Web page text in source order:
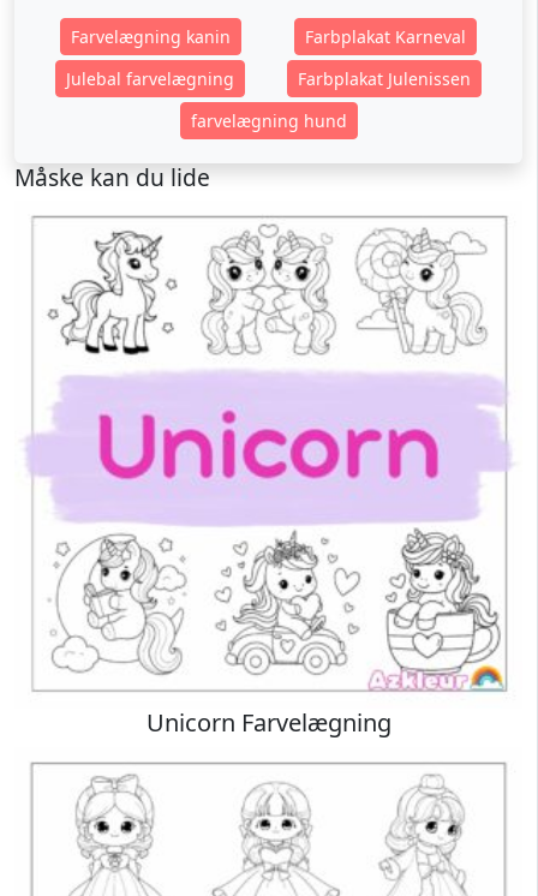
Farvelægning kanin
Farbplakat Karneval
Julebal farvelægning
Farbplakat Julenissen
farvelægning hund
Måske kan du lide
Unicorn Farvelægning